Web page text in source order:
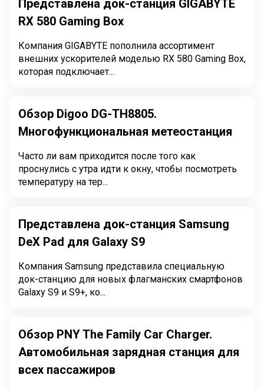
Представлена док-станция GIGABYTE
RX 580 Gaming Box
Компания GIGABYTE пополнила ассортимент
внешних ускорителей моделью RX 580 Gaming Box,
которая подключает...
Обзор Digoo DG-TH8805.
Многофункциональная метеостанция
Часто ли вам приходится после того как
проснулись с утра идти к окну, чтобы посмотреть
температуру на тер...
Представлена док-станция Samsung
DeX Pad для Galaxy S9
Компания Samsung представила специальную
док-станцию для новых флагманских смартфонов
Galaxy S9 и S9+, ко...
Обзор PNY The Family Car Charger.
Автомобильная зарядная станция для
всех пассажиров